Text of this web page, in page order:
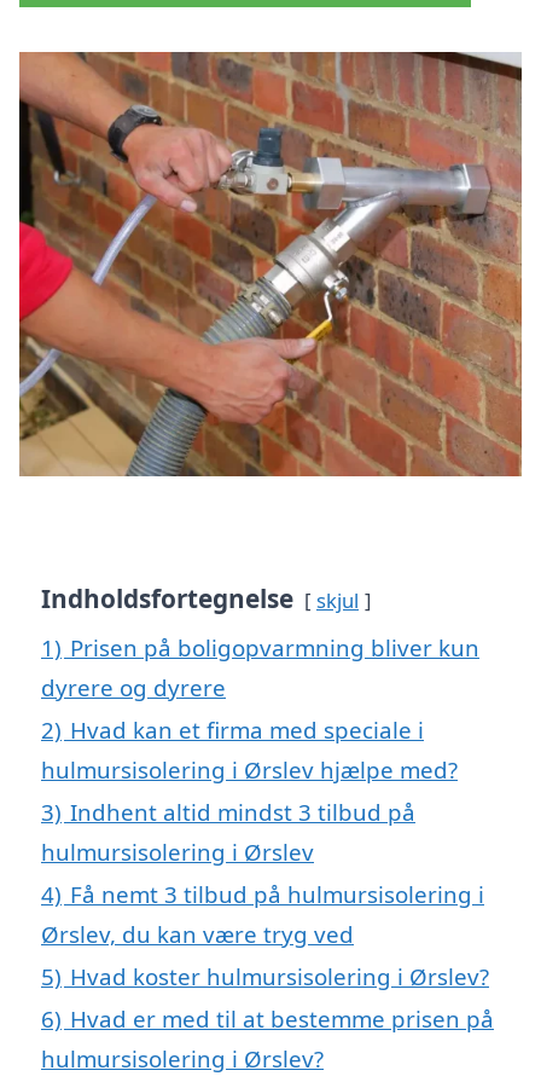
Indholdsfortegnelse skjul
1) Prisen på boligopvarmning bliver kun
dyrere og dyrere
2) Hvad kan et firma med speciale i
hulmursisolering i Ørslev hjælpe med?
3) Indhent altid mindst 3 tilbud på
hulmursisolering i Ørslev
4) Få nemt 3 tilbud på hulmursisolering i
Ørslev, du kan være tryg ved
5) Hvad koster hulmursisolering i Ørslev?
6) Hvad er med til at bestemme prisen på
hulmursisolering i Ørslev?